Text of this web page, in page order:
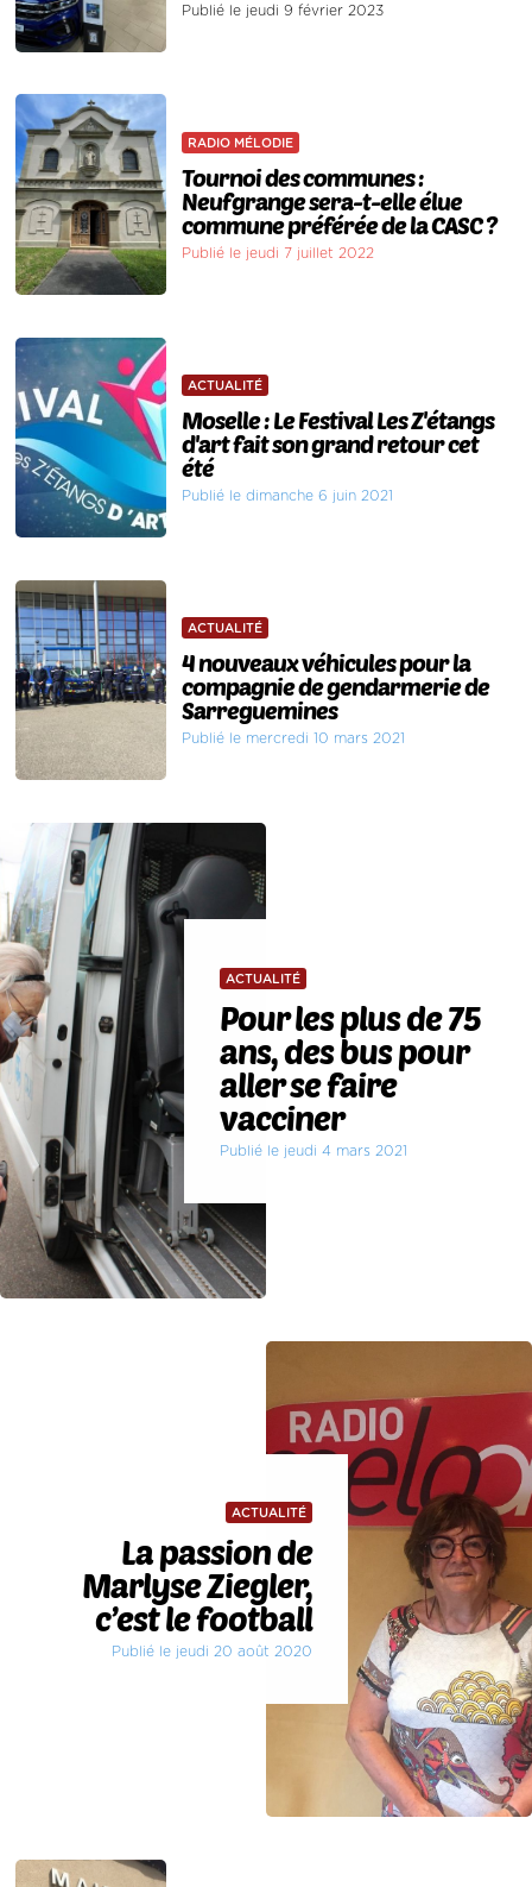
Publié le jeudi 9 février 2023
RADIO MÉLODIE
Tournoi des communes :
Neufgrange sera-t-elle élue
commune préférée de la CASC ?
Publié le jeudi 7 juillet 2022
ACTUALITÉ
Moselle : Le Festival Les Z'étangs
d'art fait son grand retour cet
été
Publié le dimanche 6 juin 2021
ACTUALITÉ
4 nouveaux véhicules pour la
compagnie de gendarmerie de
Sarreguemines
Publié le mercredi 10 mars 2021
ACTUALITÉ
Pour les plus de 75
ans, des bus pour
aller se faire
vacciner
Publié le jeudi 4 mars 2021
ACTUALITÉ
La passion de
Marlyse Ziegler,
c’est le football
Publié le jeudi 20 août 2020